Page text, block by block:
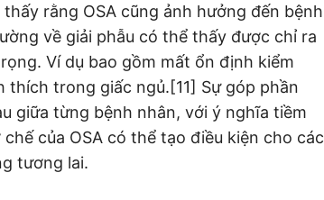
rằng OSA cũng ảnh hưởng đến bệnh
về giải phẫu có thể thấy được chỉ ra
Ví dụ bao gồm mất ổn định kiểm
trong giấc ngủ.[11] Sự góp phần
giữa từng bệnh nhân, với ý nghĩa tiềm
của OSA có thể tạo điều kiện cho các
tương lai.